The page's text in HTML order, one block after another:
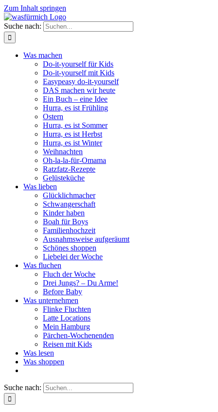
Zum Inhalt springen
Suche nach:
Was machen
Do-it-yourself für Kids
Do-it-yourself mit Kids
Easypeasy do-it-yourself
DAS machen wir heute
Ein Buch – eine Idee
Hurra, es ist Frühling
Ostern
Hurra, es ist Sommer
Hurra, es ist Herbst
Hurra, es ist Winter
Weihnachten
Oh-la-la-für-Omama
Ratzfatz-Rezepte
Gelüsteküche
Was lieben
Glücklichmacher
Schwangerschaft
Kinder haben
Boah für Boys
Familienhochzeit
Ausnahmsweise aufgeräumt
Schönes shoppen
Liebelei der Woche
Was fluchen
Fluch der Woche
Drei Jungs? – Du Arme!
Before Baby
Was unternehmen
Flinke Fluchten
Latte Locations
Mein Hamburg
Pärchen-Wochenenden
Reisen mit Kids
Was lesen
Was shoppen
Suche nach: